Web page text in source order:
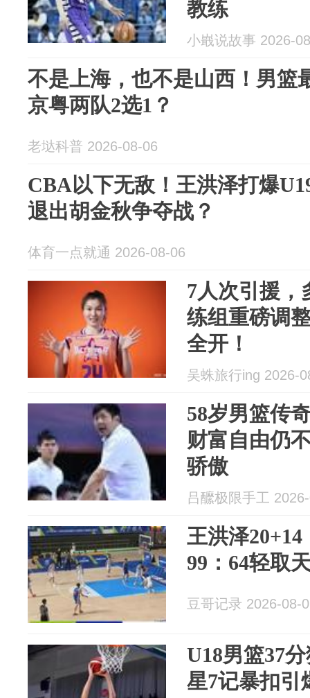
教练
小嶯说故事 2026-
不是上海，也不是山西！男篮
京粤两队2选1？
老垯科普 2026-08-06
CBA以下无敌！王洪泽打爆
退出胡金秋争夺战？
体育一点就通 2026-08-06
7人次引援，
练组重磅调
全开！
吴蛛旅行ing 2026-
58岁男篮传
财富自由仍
骄傲
吕醿极限手工
王洪泽
99：64轻取
豆哥记录 2026-08-
U18男篮37
星7记暴扣引